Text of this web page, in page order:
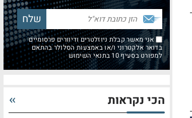
אני מאשר קבלת ניוזלטרים ודיוורים פרסומיים
בדואר אלקטרוני ו/או באמצעות הסלולר בהתאם
למפורט בסעיף 10 בתנאי השימוש
הכי נקראות